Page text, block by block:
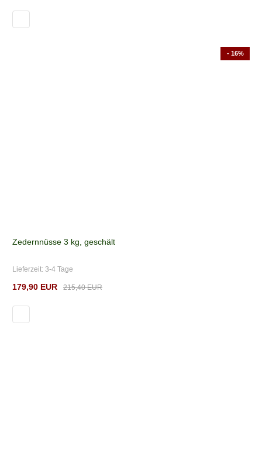
Zedernnüsse 3 kg, geschält
Lieferzeit: 3-4 Tage
179,90 EUR 215,40 EUR
- 16%